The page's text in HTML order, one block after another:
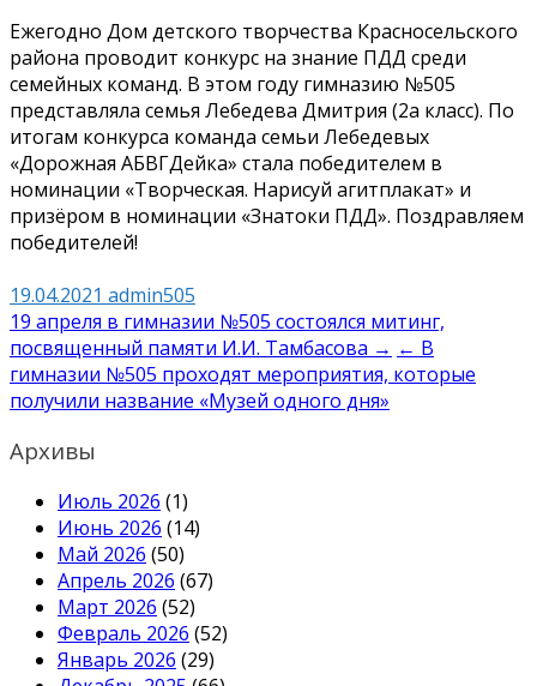
Ежегодно Дом детского творчества Красносельского
района проводит конкурс на знание ПДД среди
семейных команд. В этом году гимназию №505
представляла семья Лебедева Дмитрия (2а класс). По
итогам конкурса команда семьи Лебедевых
«Дорожная АБВГДейка» стала победителем в
номинации «Творческая. Нарисуй агитплакат» и
призёром в номинации «Знатоки ПДД». Поздравляем
победителей!
19.04.2021 admin505
Навигация
по
записям
19 апреля в гимназии №505 состоялся митинг,
посвященный памяти И.И. Тамбасова → ← В
гимназии №505 проходят мероприятия, которые
получили название «Музей одного дня»
Архивы
Июль 2026 (1)
Июнь 2026 (14)
Май 2026 (50)
Апрель 2026 (67)
Март 2026 (52)
Февраль 2026 (52)
Январь 2026 (29)